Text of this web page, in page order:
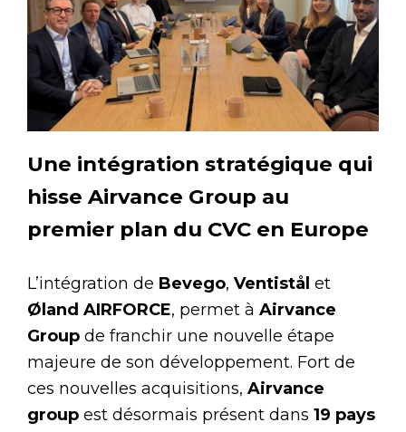
Une intégration stratégique qui
hisse Airvance Group au
premier plan du CVC en Europe
L’intégration de Bevego, Ventistål et
Øland AIRFORCE, permet à Airvance
Group de franchir une nouvelle étape
majeure de son développement. Fort de
ces nouvelles acquisitions, Airvance
group est désormais présent dans 19 pays